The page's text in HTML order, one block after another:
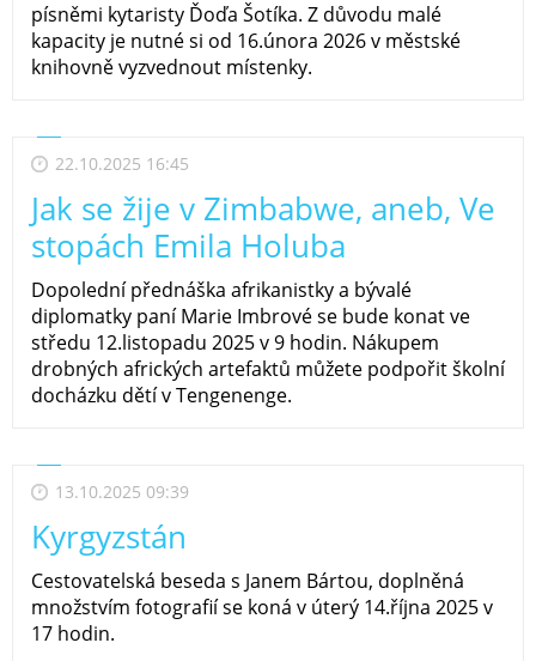
písněmi kytaristy Ďoďa Šotíka. Z důvodu malé
kapacity je nutné si od 16.února 2026 v městské
knihovně vyzvednout místenky.
22.10.2025 16:45
Jak se žije v Zimbabwe, aneb, Ve
stopách Emila Holuba
Dopolední přednáška afrikanistky a bývalé
diplomatky paní Marie Imbrové se bude konat ve
středu 12.listopadu 2025 v 9 hodin. Nákupem
drobných afrických artefaktů můžete podpořit školní
docházku dětí v Tengenenge.
13.10.2025 09:39
Kyrgyzstán
Cestovatelská beseda s Janem Bártou, doplněná
množstvím fotografií se koná v úterý 14.října 2025 v
17 hodin.